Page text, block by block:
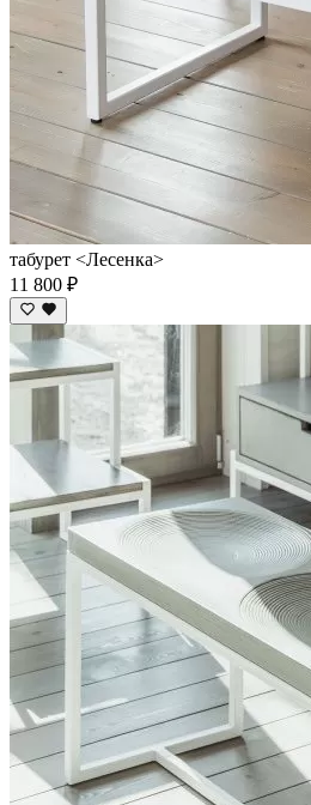
табурет <Лесенка>
11 800 ₽